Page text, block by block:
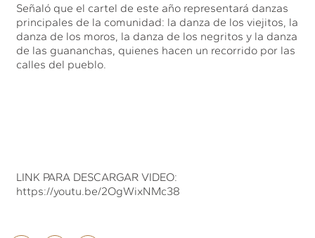
Señaló que el cartel de este año representará danzas
principales de la comunidad: la danza de los viejitos, la
danza de los moros, la danza de los negritos y la danza
de las guananchas, quienes hacen un recorrido por las
calles del pueblo.
LINK PARA DESCARGAR VIDEO:
https://youtu.be/2OgWixNMc38